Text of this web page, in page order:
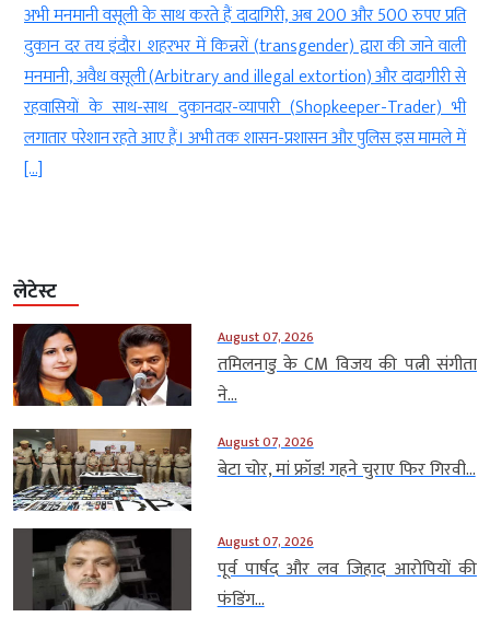
अभी मनमानी वसूली के साथ करते हैं दादागिरी, अब 200 और 500 रुपए प्रति
दुकान दर तय इंदौर। शहरभर में किन्नरों (transgender) द्वारा की जाने वाली
मनमानी, अवैध वसूली (Arbitrary and illegal extortion) और दादागीरी से
रहवासियों के साथ-साथ दुकानदार-व्यापारी (Shopkeeper-Trader) भी
लगातार परेशान रहते आए हैं। अभी तक शासन-प्रशासन और पुलिस इस मामले में
[…]
लेटेस्ट
August 07, 2026
तमिलनाडु के CM विजय की पत्नी संगीता
ने...
August 07, 2026
बेटा चोर, मां फ्रॉड! गहने चुराए फिर गिरवी...
August 07, 2026
पूर्व पार्षद और लव जिहाद आरोपियों की
फंडिंग...